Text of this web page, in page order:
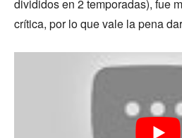
divididos en 2 temporadas), fue
crítica, por lo que vale la pena